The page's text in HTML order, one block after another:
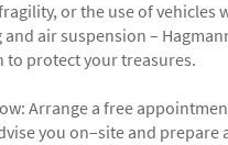
or the use of vehicles
air suspension –
to protect your treasures.
Arrange a free
you on–site and prepare